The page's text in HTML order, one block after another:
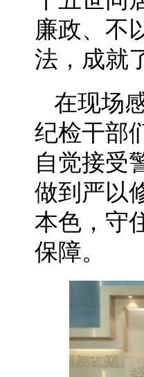
廉政、不
法，成就
在现场
纪检干部
自觉接受
做到严以
本色，守
保障。